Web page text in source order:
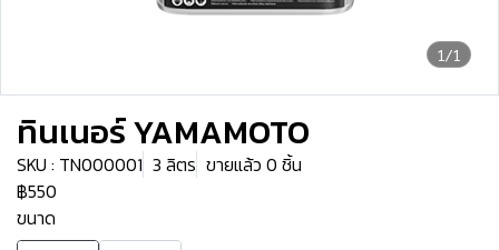
1/1
ทินเนอร์ YAMAMOTO
SKU : TN000001 3 ลิตร ขายแล้ว 0 ชิ้น
฿550
ขนาด